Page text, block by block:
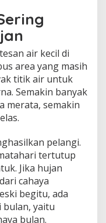
air kecil di
area yang masih
titik air untuk
Semakin banyak
merata, semakin
pelangi.
tertutup
Jika hujan
cahaya
begitu, ada
bulan, yaitu
bulan.